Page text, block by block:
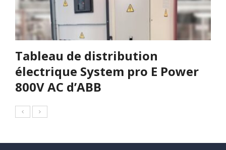
Tableau de distribution
électrique System pro E Power
800V AC d’ABB